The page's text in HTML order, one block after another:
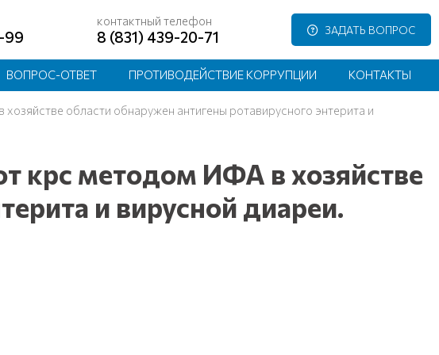
99
контактный телефон
8 (831) 439-20-71 ЗАДАТЬ ВОПРОС
ВОПРОС-ОТВЕТ ПРОТИВОДЕЙСТВИЕ КОРРУПЦИИ КОНТАКТЫ
области обнаружен антигены ротавирусного энтерита и
крс методом ИФА в хозяйстве
и вирусной диареи.